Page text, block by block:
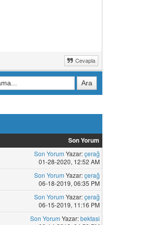
Cevapla
Son Yorum
Son Yorum Yazar:çerağ
01-28-2020, 12:52 AM
Son Yorum Yazar:çerağ
06-18-2019, 06:35 PM
Son Yorum Yazar:çerağ
06-15-2019, 11:16 PM
Son Yorum Yazar:bektasi